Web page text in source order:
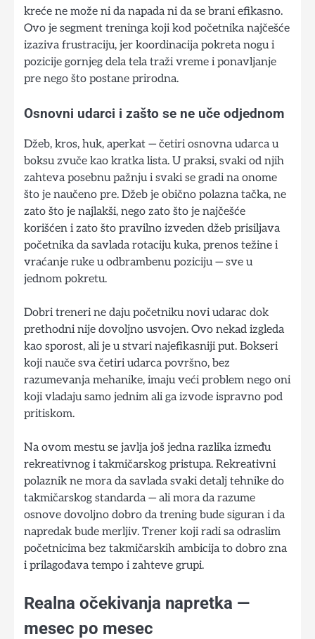
kreće ne može ni da napada ni da se brani efikasno.
Ovo je segment treninga koji kod početnika najčešće
izaziva frustraciju, jer koordinacija pokreta nogu i
pozicije gornjeg dela tela traži vreme i ponavljanje
pre nego što postane prirodna.
Osnovni udarci i zašto se ne uče odjednom
Džeb, kros, huk, aperkat — četiri osnovna udarca u
boksu zvuče kao kratka lista. U praksi, svaki od njih
zahteva posebnu pažnju i svaki se gradi na onome
što je naučeno pre. Džeb je obično polazna tačka, ne
zato što je najlakši, nego zato što je najčešće
korišćen i zato što pravilno izveden džeb prisiljava
početnika da savlada rotaciju kuka, prenos težine i
vraćanje ruke u odbrambenu poziciju — sve u
jednom pokretu.
Dobri treneri ne daju početniku novi udarac dok
prethodni nije dovoljno usvojen. Ovo nekad izgleda
kao sporost, ali je u stvari najefikasniji put. Bokseri
koji nauče sva četiri udarca površno, bez
razumevanja mehanike, imaju veći problem nego oni
koji vladaju samo jednim ali ga izvode ispravno pod
pritiskom.
Na ovom mestu se javlja još jedna razlika između
rekreativnog i takmičarskog pristupa. Rekreativni
polaznik ne mora da savlada svaki detalj tehnike do
takmičarskog standarda — ali mora da razume
osnove dovoljno dobro da trening bude siguran i da
napredak bude merljiv. Trener koji radi sa odraslim
početnicima bez takmičarskih ambicija to dobro zna
i prilagođava tempo i zahteve grupi.
Realna očekivanja napretka —
mesec po mesec